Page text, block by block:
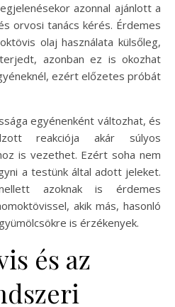
azonnal ajánlott a
orvosi tanács kérés. Érdemes
olaj használata külsőleg,
azonban ez is okozhat
ezért előzetes próbát
egyénenként változhat, és
reakciója akár súlyos
is vezethet. Ezért soha nem
a testünk által adott jeleket.
azoknak is érdemes
akik más, hasonló
is érzékenyek.
és az